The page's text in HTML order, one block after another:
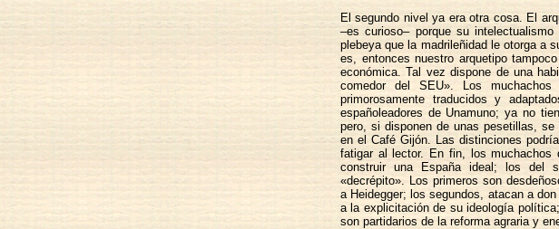
El segundo nivel ya era otra cosa. El
–es curioso– porque su
plebeya que la madrileñidad le otorga a
es, entonces nuestro arquetipo
económica. Tal vez dispone de una
comedor del SEU». Los
primorosamente traducidos y
españoleadores de Unamuno; ya no
pero, si disponen de unas pesetillas,
en el Café Gijón. Las distinciones
fatigar al lector. En fin, los muchachos
construir una España ideal; los del
«decrépito». Los primeros son
a Heidegger; los segundos, atacan a
a la explicitación de su ideología
son partidarios de la reforma agraria y